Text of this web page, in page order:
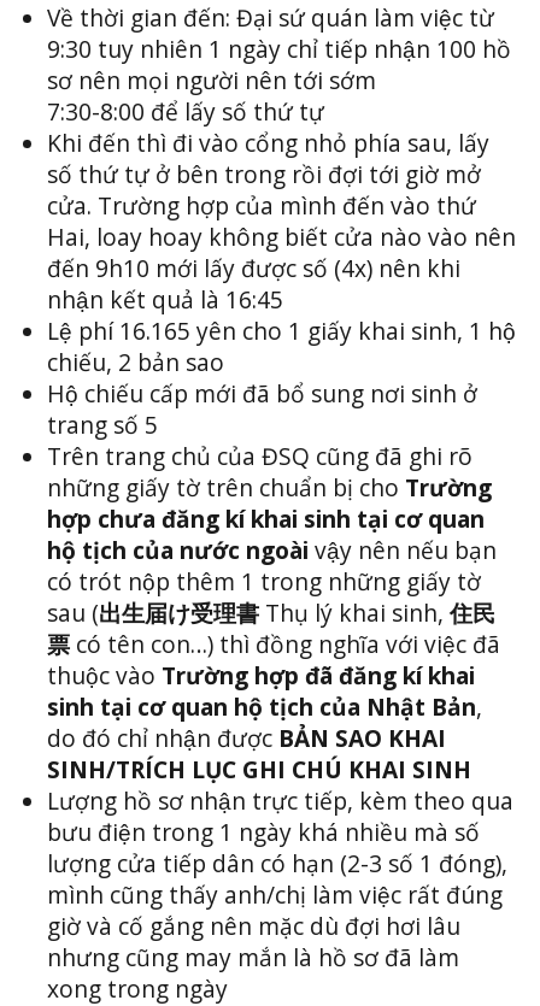
Về thời gian đến: Đại sứ quán làm việc từ
9:30 tuy nhiên 1 ngày chỉ tiếp nhận 100 hồ
sơ nên mọi người nên tới sớm
7:30-8:00 để lấy số thứ tự
Khi đến thì đi vào cổng nhỏ phía sau, lấy
số thứ tự ở bên trong rồi đợi tới giờ mở
cửa. Trường hợp của mình đến vào thứ
Hai, loay hoay không biết cửa nào vào nên
đến 9h10 mới lấy được số (4x) nên khi
nhận kết quả là 16:45
Lệ phí 16.165 yên cho 1 giấy khai sinh, 1 hộ
chiếu, 2 bản sao
Hộ chiếu cấp mới đã bổ sung nơi sinh ở
trang số 5
Trên trang chủ của ĐSQ cũng đã ghi rõ
những giấy tờ trên chuẩn bị cho Trường
hợp chưa đăng kí khai sinh tại cơ quan
hộ tịch của nước ngoài vậy nên nếu bạn
có trót nộp thêm 1 trong những giấy tờ
sau (出生届け受理書 Thụ lý khai sinh,住民
票 có tên con…) thì đồng nghĩa với việc đã
thuộc vào Trường hợp đã đăng kí khai
sinh tại cơ quan hộ tịch của Nhật Bản,
do đó chỉ nhận được BẢN SAO KHAI
SINH/TRÍCH LỤC GHI CHÚ KHAI SINH
Lượng hồ sơ nhận trực tiếp, kèm theo qua
bưu điện trong 1 ngày khá nhiều mà số
lượng cửa tiếp dân có hạn (2-3 số 1 đóng),
mình cũng thấy anh/chị làm việc rất đúng
giờ và cố gắng nên mặc dù đợi hơi lâu
nhưng cũng may mắn là hồ sơ đã làm
xong trong ngày